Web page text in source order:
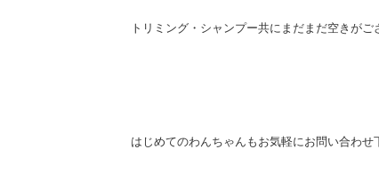
トリミング・シャンプー共にまだまだ空きがご
はじめてのわんちゃんもお気軽にお問い合わせ